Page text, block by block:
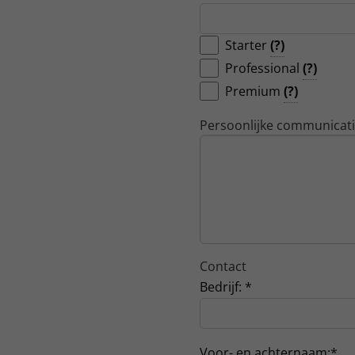
Starter (?)
Professional (?)
Premium (?)
Persoonlijke
Contact
Bedrijf: *